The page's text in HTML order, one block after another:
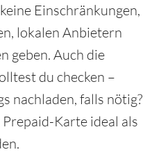
Einschränkungen,
lokalen Anbietern
geben. Auch die
du checken –
nachladen, falls nötig?
Karte ideal als